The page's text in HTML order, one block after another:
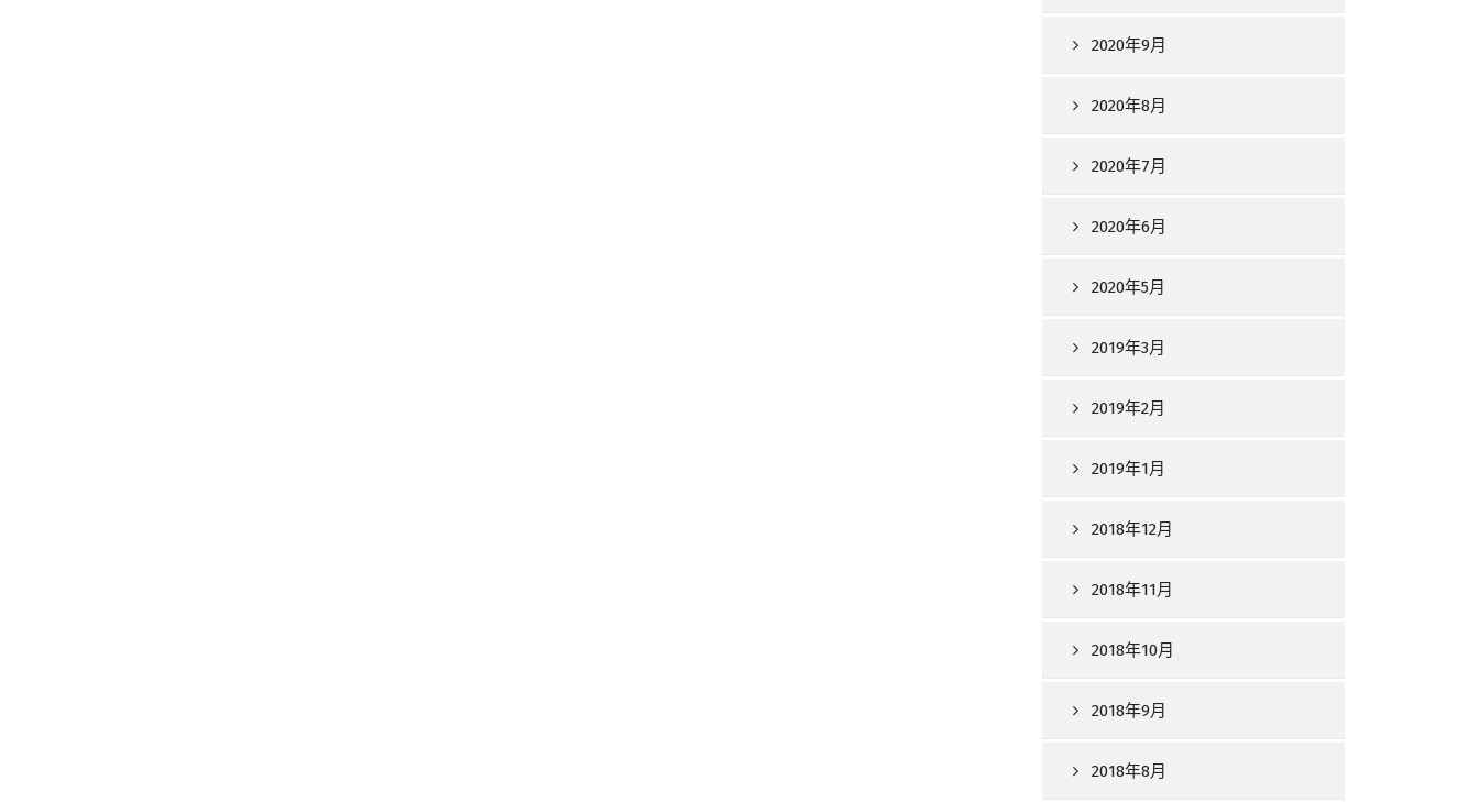
2020年9月
2020年8月
2020年7月
2020年6月
2020年5月
2019年3月
2019年2月
2019年1月
2018年12月
2018年11月
2018年10月
2018年9月
2018年8月